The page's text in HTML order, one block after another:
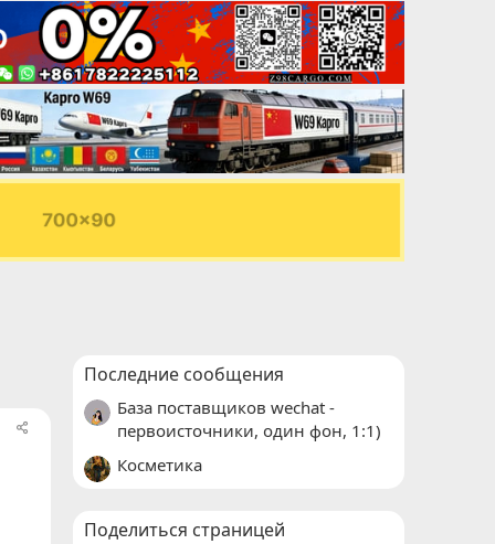
Последние сообщения
База поставщиков wechat -
первоисточники, один фон, 1:1)
Косметика
Поделиться страницей